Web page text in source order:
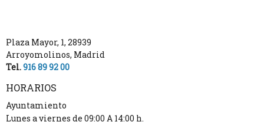
Plaza Mayor, 1, 28939
Arroyomolinos, Madrid
Tel.916 89 92 00
HORARIOS
Ayuntamiento
Lunes a viernes de 09:00 A 14:00 h.